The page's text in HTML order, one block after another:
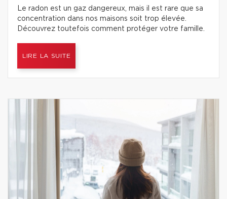
Le radon est un gaz dangereux, mais il est rare que sa
concentration dans nos maisons soit trop élevée.
Découvrez toutefois comment protéger votre famille.
LIRE LA SUITE